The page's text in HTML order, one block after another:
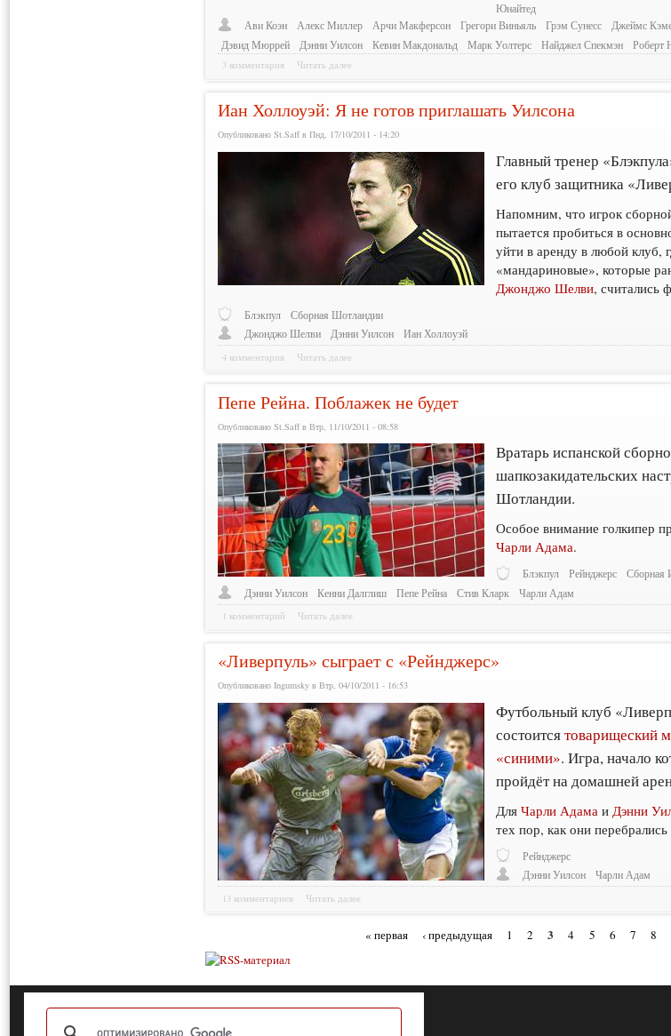
Юнайтед
Ави Коэн
Алекс Миллер Арчи Макферсон Грегори Виньяль Грэм Сунесс Джеймс
Дэвид Мюррей
Дэнни Уилсон Кевин Макдональд Марк Уолтерс Найджел Спекмэн Роберт
3 комментария Читать далее
Иан Холлоуэй: Я не готов приглашать Уилсона
Опубликовано St.Saff в Пнд, 17/10/2011 - 14:20
Главный тренер
его клуб защитника
Напомним, что игрок
пытается пробиться в
уйти в аренду в любой клуб,
«мандариновые», которые
Джонджо Шелви, считались
Блэкпул
Сборная Шотландии
Джонджо Шелви
Дэнни Уилсон Иан Холлоуэй
4 комментария Читать далее
Пепе Рейна. Поблажек не будет
Опубликовано St.Saff в Втр, 11/10/2011 - 08:58
Вратарь испанской
шапкозакидательских
Шотландии.
Особое внимание голкипер
Чарли Адама.
Блэкпул Рейнджерс Сборная
Дэнни Уилсон
Кенни Далглиш Пепе Рейна Стив Кларк Чарли Адам
1 комментарий Читать далее
«Ливерпуль» сыграет с «Рейнджерс»
Опубликовано Ingumsky в Втр, 04/10/2011 - 16:53
Футбольный клуб
состоитсятоварищеский
«синими». Игра, начало
пройдёт на домашней
ДляЧарли Адама и Дэнни
тех пор, как они
Рейнджерс
Дэнни Уилсон
Чарли Адам
13 комментариев Читать далее
« первая ‹ предыдущая 1 2 3 4 5 6 7 8